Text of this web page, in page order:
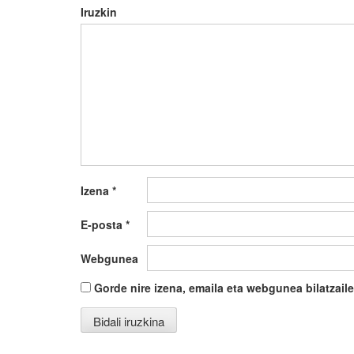
Iruzkin
Izena *
E-posta *
Webgunea
Gorde nire izena, emaila eta webgunea